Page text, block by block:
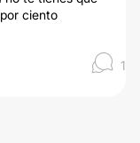
ciento
1